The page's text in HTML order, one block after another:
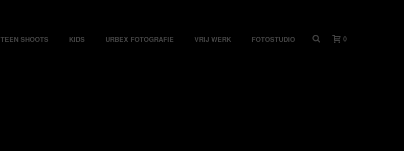
TEEN SHOOTS KIDS URBEX FOTOGRAFIE VRIJ WERK FOTOSTUDIO 0